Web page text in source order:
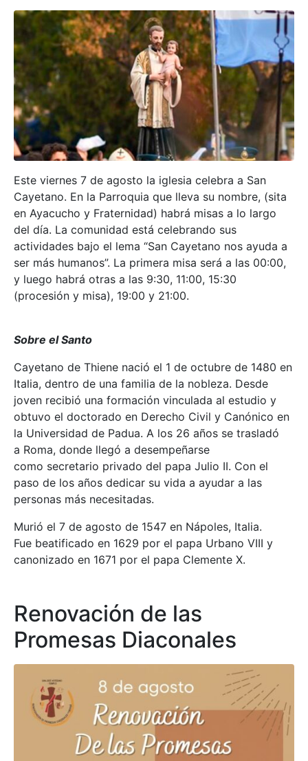
Este viernes 7 de agosto la iglesia celebra a San
Cayetano. En la Parroquia que lleva su nombre, (sita
en Ayacucho y Fraternidad) habrá misas a lo largo
del día. La comunidad está celebrando sus
actividades bajo el lema “San Cayetano nos ayuda a
ser más humanos”. La primera misa será a las 00:00,
y luego habrá otras a las 9:30, 11:00, 15:30
(procesión y misa), 19:00 y 21:00.
Sobre el Santo
Cayetano de Thiene nació el 1 de octubre de 1480 en
Italia, dentro de una familia de la nobleza. Desde
joven recibió una formación vinculada al estudio y
obtuvo el doctorado en Derecho Civil y Canónico en
la Universidad de Padua. A los 26 años se trasladó
a Roma, donde llegó a desempeñarse
como secretario privado del papa Julio II. Con el
paso de los años dedicar su vida a ayudar a las
personas más necesitadas.
Murió el 7 de agosto de 1547 en Nápoles, Italia.
Fue beatificado en 1629 por el papa Urbano VIII y
canonizado en 1671 por el papa Clemente X.
Renovación de las
Promesas Diaconales